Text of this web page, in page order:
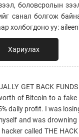
боловсролын
санал болгож
холбогдоно уу:
Хариулах
GET BACK
of Bitcoin to a
daily profit. I was
and was
called THE